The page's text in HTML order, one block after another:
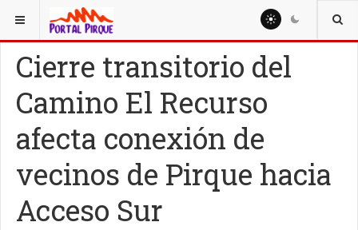
ESTÁ AQUÍ: NOTICIAS
Cierre transitorio del
Camino El Recurso
afecta conexión de
vecinos de Pirque hacia
Acceso Sur